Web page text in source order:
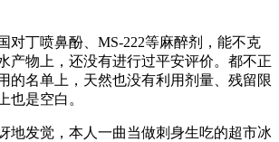
丁喷鼻酚、MS-222等麻醉剂，能不克
产物上，还没有进行过平安评价。都不正
的名单上，天然也没有利用剂量、残留限
也是空白。
发觉，本人一曲当做刺身生吃的超市冰